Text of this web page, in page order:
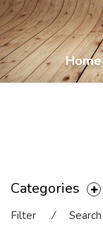
Home
Categories
Filter ⁄ Search